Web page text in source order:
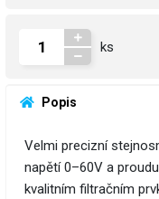
ks
Popis
Velmi precizní
napětí 0–60V a
kvalitním filtračním